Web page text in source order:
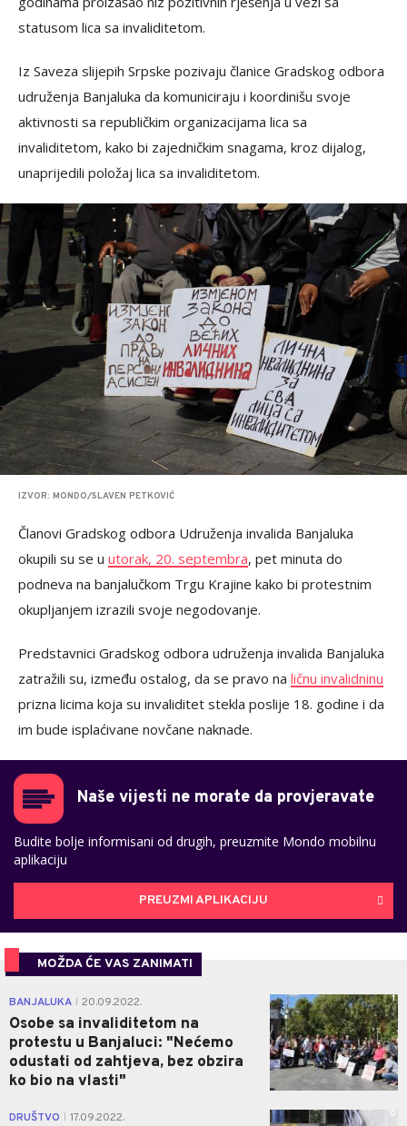
statusom lica sa invaliditetom.
Iz Saveza slijepih Srpske pozivaju članice Gradskog odbora
udruženja Banjaluka da komuniciraju i koordinišu svoje
aktivnosti sa republičkim organizacijama lica sa
invaliditetom, kako bi zajedničkim snagama, kroz dijalog,
unaprijedili položaj lica sa invaliditetom.
IZVOR: MONDO/SLAVEN PETKOVIĆ
Članovi Gradskog odbora Udruženja invalida Banjaluka
okupili su se u utorak, 20. septembra, pet minuta do
podneva na banjalučkom Trgu Krajine kako bi protestnim
okupljanjem izrazili svoje negodovanje.
Predstavnici Gradskog odbora udruženja invalida Banjaluka
zatražili su, između ostalog, da se pravo na ličnu invalidninu
prizna licima koja su invaliditet stekla poslije 18. godine i da
im bude isplaćivane novčane naknade.
Naše vijesti ne morate da provjeravate
Budite bolje informisani od drugih, preuzmite Mondo mobilnu
aplikaciju
PREUZMI APLIKACIJU
MOŽDA ĆE VAS ZANIMATI
BANJALUKA 20.09.2022.
Osobe sa invaliditetom na
protestu u Banjaluci: "Nećemo
odustati od zahtjeva, bez obzira
ko bio na vlasti"
1
DRUŠTVO 17.09.2022. 0